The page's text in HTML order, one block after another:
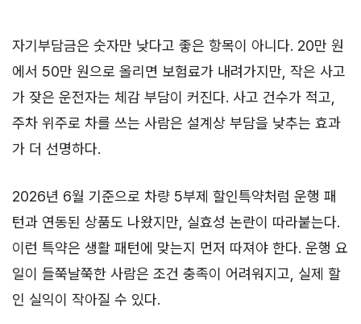
자기부담금은 숫자만 낮다고 좋은 항목이 아니다. 20만 원
에서 50만 원으로 올리면 보험료가 내려가지만, 작은 사고
가 잦은 운전자는 체감 부담이 커진다. 사고 건수가 적고,
주차 위주로 차를 쓰는 사람은 설계상 부담을 낮추는 효과
가 더 선명하다.
2026년 6월 기준으로 차량 5부제 할인특약처럼 운행 패
턴과 연동된 상품도 나왔지만, 실효성 논란이 따라붙는다.
이런 특약은 생활 패턴에 맞는지 먼저 따져야 한다. 운행 요
일이 들쭉날쭉한 사람은 조건 충족이 어려워지고, 실제 할
인 실익이 작아질 수 있다.